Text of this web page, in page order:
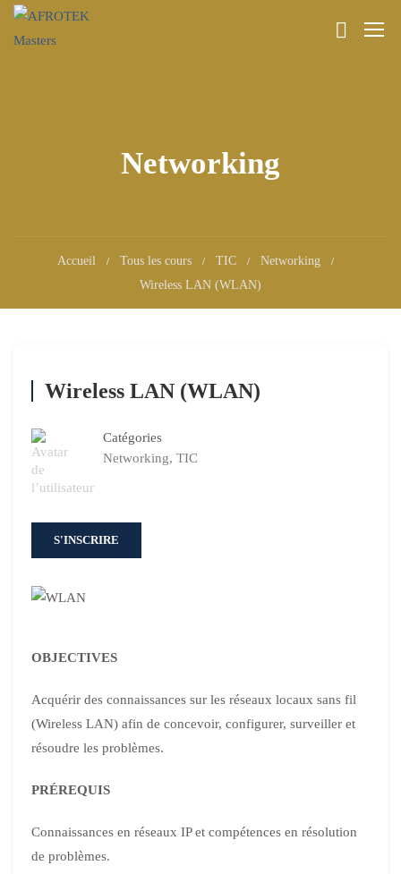
Networking
Accueil Tous les cours TIC
Networking
Wireless LAN (WLAN)
Wireless LAN (WLAN)
Catégories
Networking, TIC
S'INSCRIRE
OBJECTIVES
Acquérir des connaissances sur les réseaux locaux sans fil
(Wireless LAN) afin de concevoir, configurer, surveiller et
résoudre les problèmes.
PRÉREQUIS
Connaissances en réseaux IP et compétences en résolution
de problèmes.